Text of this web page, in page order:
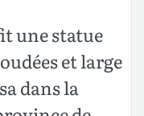
une statue
et large
dans la